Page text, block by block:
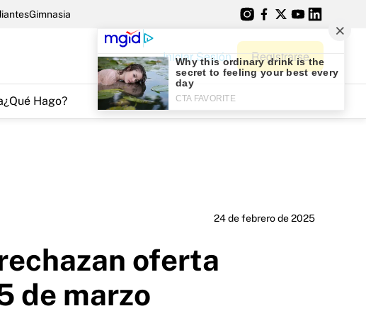
Gimnasia
Iniciar Sesión Registrarse
¿Qué Hago?
24 de febrero de 2025
oferta
de marzo